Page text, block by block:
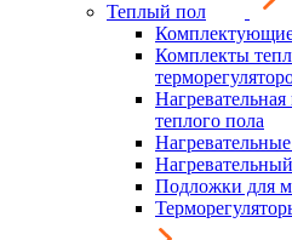
Теплый пол
Комплекты
теплого пола
Подложки для